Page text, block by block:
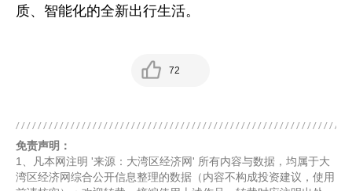
质、智能化的全新出行生活。
72
免责声明：
1、凡本网注明 '来源：大湾区经济网' 所有内容与数据，均属于大
湾区经济网综合公开信息整理的数据（内容不构成投资建议，使用